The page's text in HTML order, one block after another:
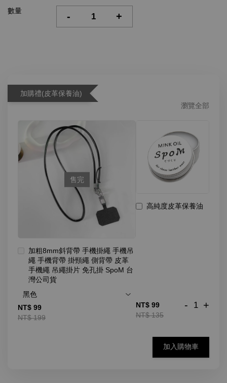
數量 - +
加購禮(皮革保養油)
瀏覽全部
售完
加粗8mm斜背帶 手機掛繩 手機吊
繩 手機背帶 掛頸繩 側背帶 皮革
手機繩 吊繩掛片 免孔掛 SpoM 台
灣公司貨
NT$ 99
NT$ 199
高純度皮革保養油
NT$ 99
NT$ 135
- +
加入購物車